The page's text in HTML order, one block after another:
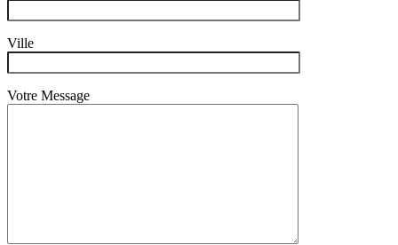
Ville
Votre Message